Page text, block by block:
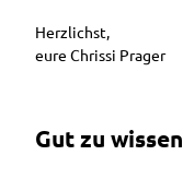
Herzlichst,
eure Chrissi Prager
Gut zu wissen